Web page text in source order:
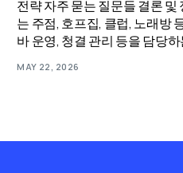
전략 자주 묻는 질문들 결론
는 주점, 호프집, 클럽, 노래방
바 운영, 청결 관리 등을 담당
MAY 22, 2026